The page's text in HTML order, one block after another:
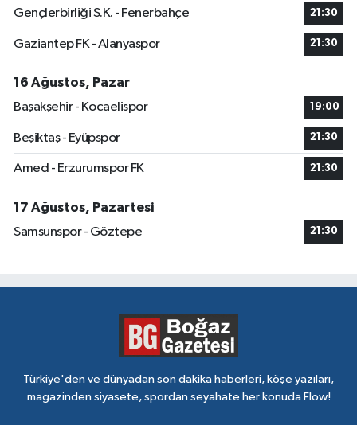
Gençlerbirliği S.K. - Fenerbahçe 21:30
Gaziantep FK - Alanyaspor 21:30
16 Ağustos, Pazar
Başakşehir - Kocaelispor
19:00
Beşiktaş - Eyüpspor 21:30
Amed - Erzurumspor FK 21:30
17 Ağustos, Pazartesi
Samsunspor - Göztepe
21:30
Türkiye'den ve dünyadan son dakika haberleri, köşe yazıları,
magazinden siyasete, spordan seyahate her konuda Flow!